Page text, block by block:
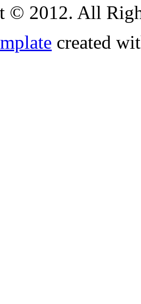
© 2012. All
created